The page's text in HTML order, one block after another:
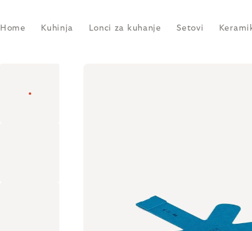
Home Kuhinja Lonci za kuhanje Setovi